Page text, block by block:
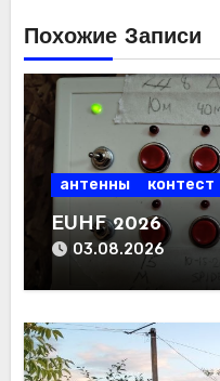
Похожие Записи
антенны контест
EUHF 2026
03.08.2026